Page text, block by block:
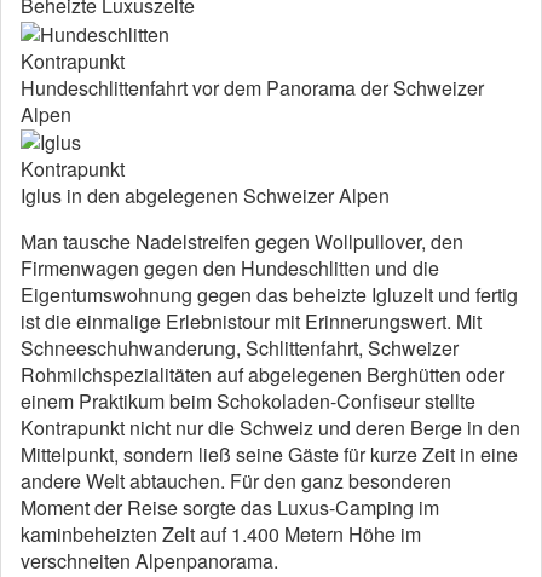
Kontrapunkt
Hundeschlittenfahrt vor dem Panorama der Schweizer
Alpen
Kontrapunkt
Iglus in den abgelegenen Schweizer Alpen
Man tausche Nadelstreifen gegen Wollpullover, den
Firmenwagen gegen den Hundeschlitten und die
Eigentumswohnung gegen das beheizte Igluzelt und fertig
ist die einmalige Erlebnistour mit Erinnerungswert. Mit
Schneeschuhwanderung, Schlittenfahrt, Schweizer
Rohmilchspezialitäten auf abgelegenen Berghütten oder
einem Praktikum beim Schokoladen-Confiseur stellte
Kontrapunkt nicht nur die Schweiz und deren Berge in den
Mittelpunkt, sondern ließ seine Gäste für kurze Zeit in eine
andere Welt abtauchen. Für den ganz besonderen
Moment der Reise sorgte das Luxus-Camping im
kaminbeheizten Zelt auf 1.400 Metern Höhe im
verschneiten Alpenpanorama.